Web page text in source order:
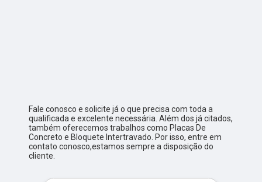
Fale conosco e solicite já o que precisa com toda a
qualificada e excelente necessária. Além dos já citados,
também oferecemos trabalhos como Placas De
Concreto e Bloquete Intertravado. Por isso, entre em
contato conosco,estamos sempre a disposição do
cliente.